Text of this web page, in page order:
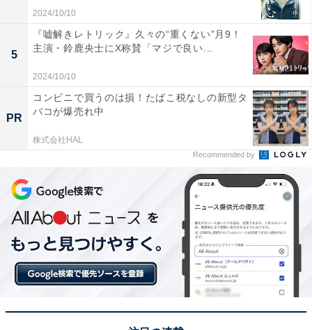
と、大きい動物と小さい動物それぞれに合わせた取っ手
および扉に分かれており、やはり「アクセシビリティ」
に配慮されていることが分かります。こうしたところで
「ズートピアは多様性の素晴らしさを示した理想郷」で
あると同時に「まだまだ過渡期」でもあると示されてい
ると思うのです。
2024/10/10
5
『嘘解きレトリック』久々の“重くない”月9！
主演・鈴鹿央士にX称賛「マジで良い...
2024/10/10
PR
コンビニで買うのは損！たばこ税なしの新型タ
バコが爆売れ中
株式会社HAL
Recommended by